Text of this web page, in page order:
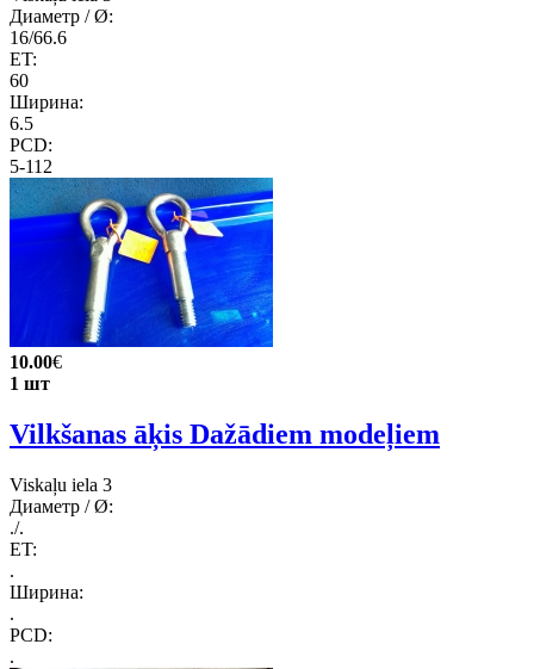
Диаметр / Ø:
16/66.6
ET:
60
Ширина:
6.5
PCD:
5-112
10.00€
1 шт
Vilkšanas āķis Dažādiem modeļiem
Viskaļu iela 3
Диаметр / Ø:
./.
ET:
.
Ширина:
.
PCD:
.